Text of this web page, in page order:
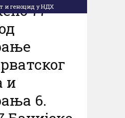
и геноцид у НДХ
77
и
6.